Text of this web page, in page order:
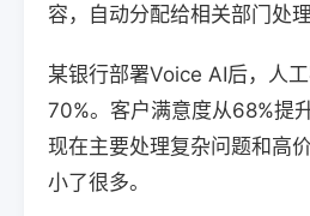
容，自动分配给相关部门处理
某银行部署Voice AI后，人
70%。客户满意度从68%提
现在主要处理复杂问题和高
小了很多。